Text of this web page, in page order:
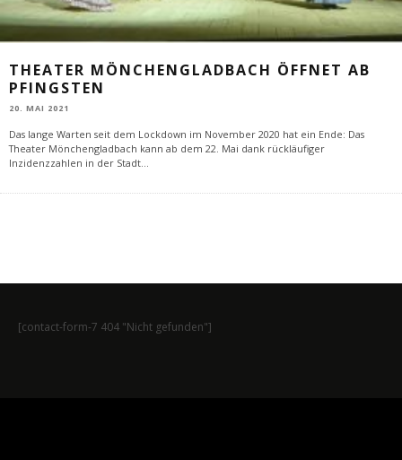
THEATER MÖNCHENGLADBACH ÖFFNET AB
PFINGSTEN
20. MAI 2021
Das lange Warten seit dem Lockdown im November 2020 hat ein Ende: Das
Theater Mönchengladbach kann ab dem 22. Mai dank rückläufiger
Inzidenzzahlen in der Stadt...
[contact-form-7 404 "Nicht gefunden"]